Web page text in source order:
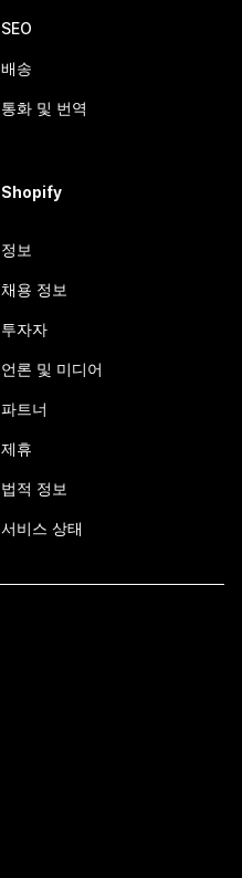
SEO
배송
통화 및 번역
Shopify
정보
채용 정보
투자자
언론 및 미디어
파트너
제휴
법적 정보
서비스 상태